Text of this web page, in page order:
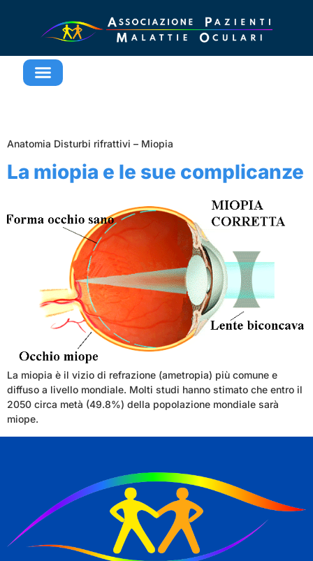
Anatomia Disturbi rifrattivi – Miopia
La miopia e le sue complicanze
La miopia è il vizio di refrazione (ametropia) più comune e
diffuso a livello mondiale. Molti studi hanno stimato che entro il
2050 circa metà (49.8%) della popolazione mondiale sarà
miope.